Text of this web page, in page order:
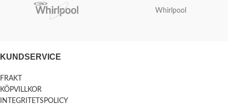
Whirlpool
KUNDSERVICE
FRAKT
KÖPVILLKOR
INTEGRITETSPOLICY